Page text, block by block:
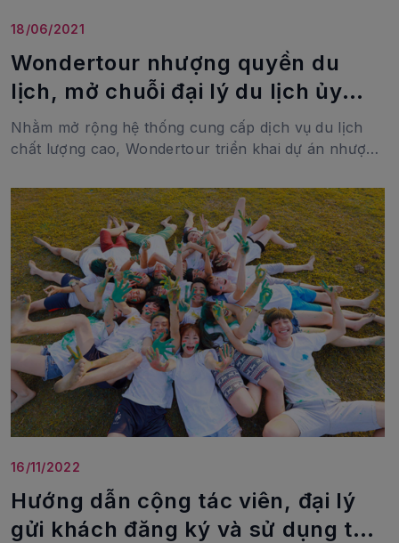
18/06/2021
Wondertour nhượng quyền du
lịch, mở chuỗi đại lý du lịch ủy
quyền
Nhằm mở rộng hệ thống cung cấp dịch vụ du lịch
chất lượng cao, Wondertour triển khai dự án nhượng
toàn quốc.
16/11/2022
Hướng dẫn cộng tác viên, đại lý
gửi khách đăng ký và sử dụng tài